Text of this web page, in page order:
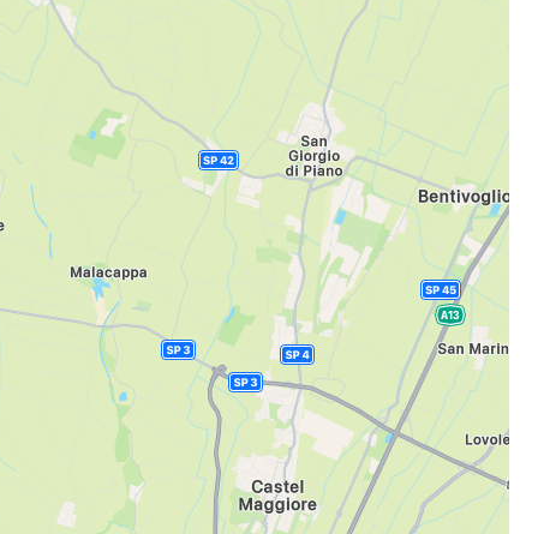
bei Cestee
Weiter mit Google
mit Facebook
mit E-Mail